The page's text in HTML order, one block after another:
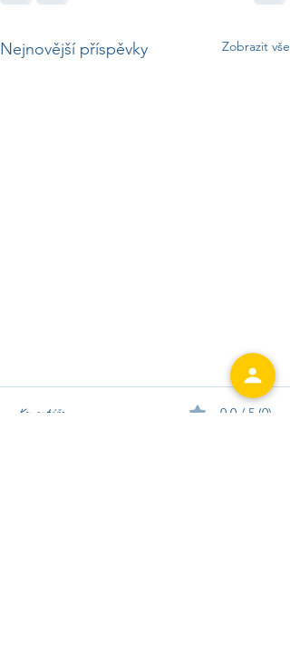
Nejnovější příspěvky Zobrazit vše
Komentáře 0.0 / 5 (0)